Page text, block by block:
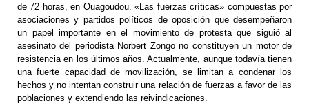
de 72 horas, en Ouagoudou. «Las fuerzas críticas» compuestas por
asociaciones y partidos políticos de oposición que desempeñaron
un papel importante en el movimiento de protesta que siguió al
asesinato del periodista Norbert Zongo no constituyen un motor de
resistencia en los últimos años. Actualmente, aunque todavía tienen
una fuerte capacidad de movilización, se limitan a condenar los
hechos y no intentan construir una relación de fuerzas a favor de las
poblaciones y extendiendo las reivindicaciones.